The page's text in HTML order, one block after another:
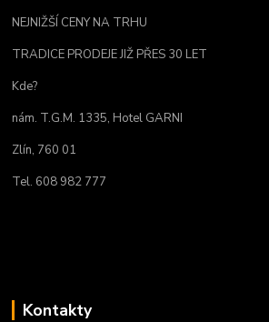
NEJNIŽŠÍ CENY NA TRHU
TRADICE PRODEJE JIŽ PŘES 30 LET
Kde?
nám. T.G.M. 1335, Hotel GARNI
Zlín, 760 01
Tel. 608 982 777
Kontakty